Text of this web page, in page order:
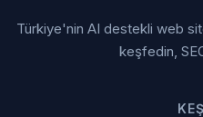
Türkiye'nin AI destekli web
keşfedin,